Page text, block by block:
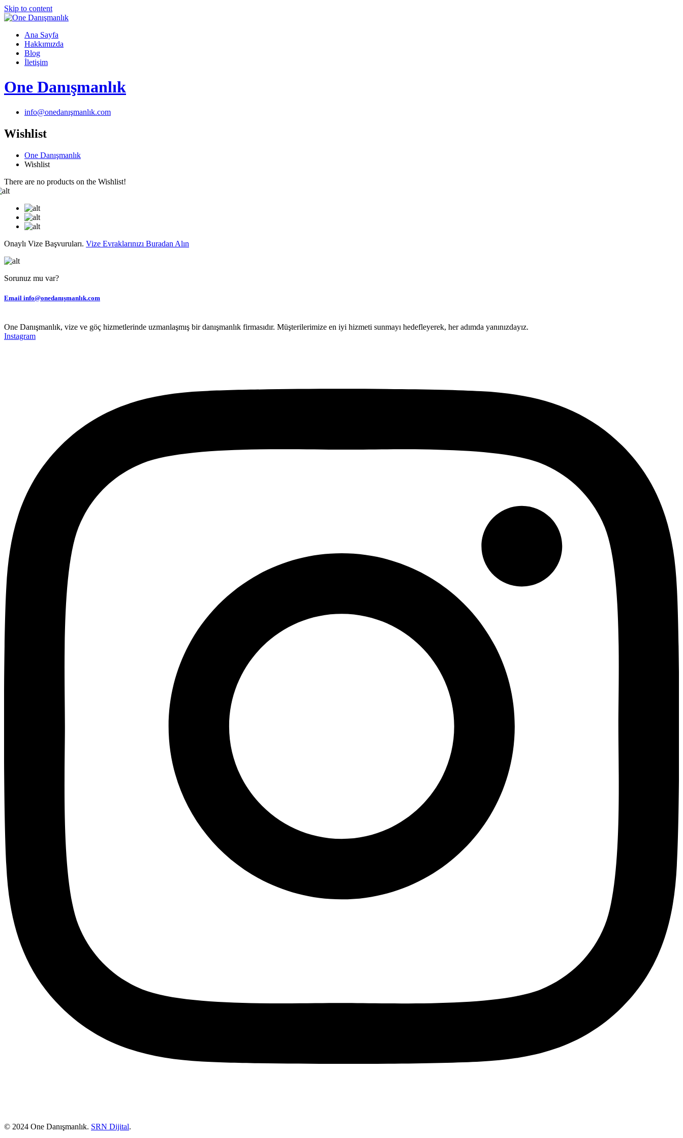
Skip to content
Ana Sayfa
Hakkımızda
Blog
İletişim
One Danışmanlık
info@onedanışmanlık.com
Wishlist
One Danışmanlık
Wishlist
There are no products on the Wishlist!
Onaylı Vize Başvuruları. Vize Evraklarınızı Buradan Alın
Sorunuz mu var?
Email info@onedanışmanlık.com
One Danışmanlık, vize ve göç hizmetlerinde uzmanlaşmış bir danışmanlık firmasıdır. Müşterilerimize en iyi hizmeti sunmayı hedefleyerek, her adımda yanınızdayız.
Instagram
© 2024 One Danışmanlık. SRN Dijital.